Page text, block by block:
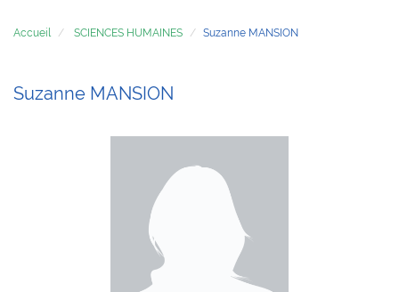
Accueil SCIENCES HUMAINES Suzanne MANSION
Suzanne MANSION